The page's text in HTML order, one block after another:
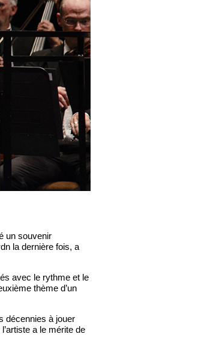
un souvenir
la dernière fois, a
avec le rythme et le
thème d’un
décennies à jouer
a le mérite de